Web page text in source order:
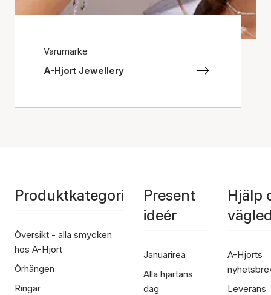
Varumärke
A-Hjort Jewellery
Produktkategori
Översikt - alla smycken
hos A-Hjort
Örhängen
Ringar
Present
ideér
Januarirea
Alla hjärtans
dag
Hjälp
A-Hjorts
Leverans